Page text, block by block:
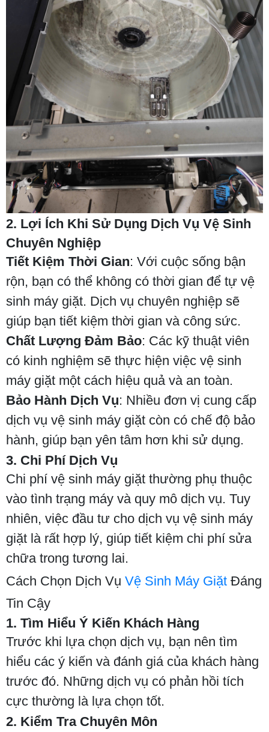
2. Lợi Ích Khi Sử Dụng Dịch Vụ Vệ Sinh
Chuyên Nghiệp
Tiết Kiệm Thời Gian: Với cuộc sống bận
rộn, bạn có thể không có thời gian để tự vệ
sinh máy giặt. Dịch vụ chuyên nghiệp sẽ
giúp bạn tiết kiệm thời gian và công sức.
Chất Lượng Đảm Bảo: Các kỹ thuật viên
có kinh nghiệm sẽ thực hiện việc vệ sinh
máy giặt một cách hiệu quả và an toàn.
Bảo Hành Dịch Vụ: Nhiều đơn vị cung cấp
dịch vụ vệ sinh máy giặt còn có chế độ bảo
hành, giúp bạn yên tâm hơn khi sử dụng.
3. Chi Phí Dịch Vụ
Chi phí vệ sinh máy giặt thường phụ thuộc
vào tình trạng máy và quy mô dịch vụ. Tuy
nhiên, việc đầu tư cho dịch vụ vệ sinh máy
giặt là rất hợp lý, giúp tiết kiệm chi phí sửa
chữa trong tương lai.
Cách Chọn Dịch Vụ Vệ Sinh Máy Giặt Đáng
Tin Cậy
1. Tìm Hiểu Ý Kiến Khách Hàng
Trước khi lựa chọn dịch vụ, bạn nên tìm
hiểu các ý kiến và đánh giá của khách hàng
trước đó. Những dịch vụ có phản hồi tích
cực thường là lựa chọn tốt.
2. Kiểm Tra Chuyên Môn